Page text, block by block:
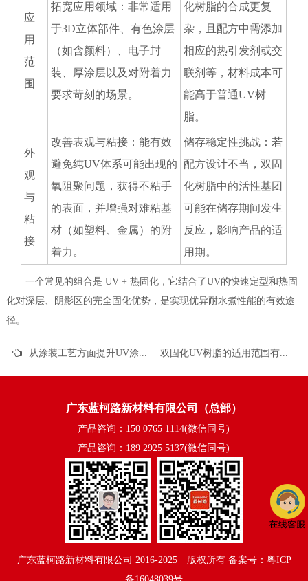
应
用
范
围
拓宽应用领域：非常适用
于3D立体部件、有色涂层
（如含颜料）、电子封
装、厚涂层以及对附着力
要求苛刻的场景。
化树脂的合成更复
杂，且配方中需添加
相应的热引发剂或交
联剂等，材料成本可
能高于普通UV树
脂。
外
观
与
粘
接
改善表观与粘接：能有效
避免纯UV体系可能出现的
氧阻聚问题，获得不粘手
的表面，并增强对难粘基
材（如塑料、金属）的附
着力。
储存稳定性挑战：若
配方设计不当，双固
化树脂中的活性基团
可能在储存期间发生
反应，影响产品的适
用期。
一个常见的组合是 UV + 热固化，它结合了UV的快速定型和热固
化对深层、阴影区的完全固化优势，是实现优异耐水煮性能的有效途
径。
双固化UV树脂的适用范围有哪些？
广东蓝柯路新材料有限公司（总部）
产品咨询：150 0765 1114(微信同号)
产品咨询：189 2925 5137(微信同号)
广东蓝柯路新材料有限公司 2016-2025©版权所有 备案号：粤ICP
备16048039号